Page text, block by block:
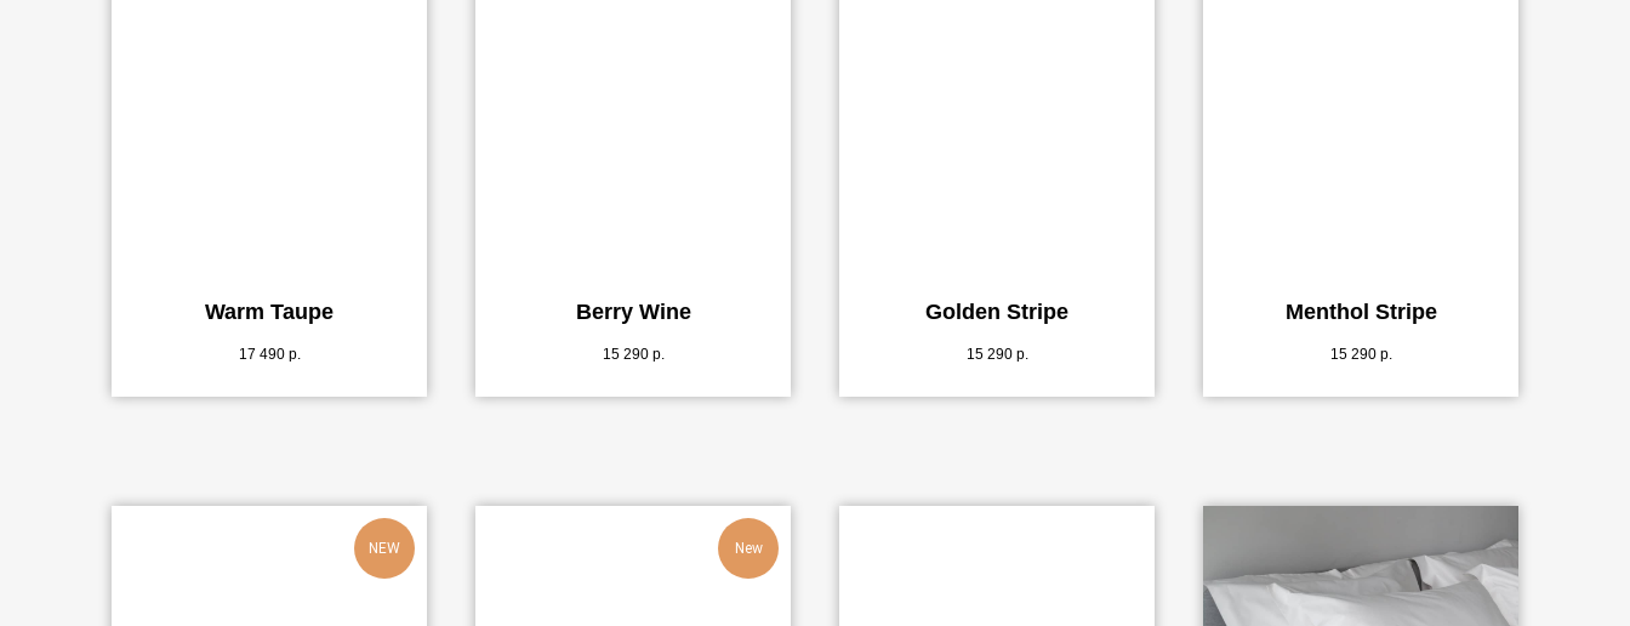
Warm Taupe
17 490 р.
Berry Wine
15 290 р.
Golden Stripe
15 290 р.
Menthol Stripe
15 290 р.
NEW New